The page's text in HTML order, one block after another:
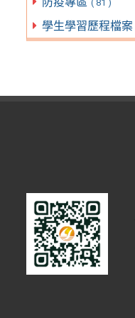
( 81 )
學生學習歷程檔案